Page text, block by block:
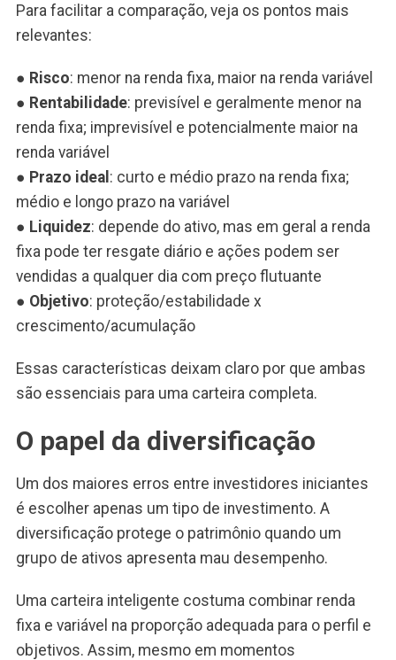
Para facilitar a comparação, veja os pontos mais
relevantes:
● Risco: menor na renda fixa, maior na renda variável
● Rentabilidade: previsível e geralmente menor na
renda fixa; imprevisível e potencialmente maior na
renda variável
● Prazo ideal : curto e médio prazo na renda fixa;
médio e longo prazo na variável
● Liquidez: depende do ativo, mas em geral a renda
fixa pode ter resgate diário e ações podem ser
vendidas a qualquer dia com preço flutuante
● Objetivo: proteção/estabilidade x
crescimento/acumulação
Essas características deixam claro por que ambas
são essenciais para uma carteira completa.
O papel da diversificação
Um dos maiores erros entre investidores iniciantes
é escolher apenas um tipo de investimento. A
diversificação protege o patrimônio quando um
grupo de ativos apresenta mau desempenho.
Uma carteira inteligente costuma combinar renda
fixa e variável na proporção adequada para o perfil e
objetivos. Assim, mesmo em momentos